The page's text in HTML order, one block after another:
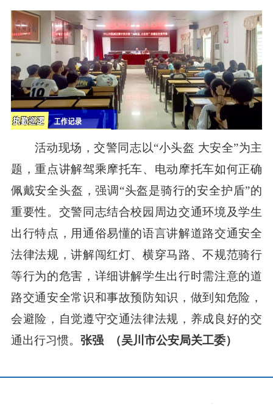
活动现场，交警同志以“小头盔 大安全”为主
题，重点讲解驾乘摩托车、电动摩托车如何正确
佩戴安全头盔，强调“头盔是骑行的安全护盾”的
重要性。交警同志结合校园周边交通环境及学生
出行特点，用通俗易懂的语言讲解道路交通安全
法律法规，讲解闯红灯、横穿马路、不规范骑行
等行为的危害，详细讲解学生出行时需注意的道
路交通安全常识和事故预防知识，做到知危险，
会避险，自觉遵守交通法律法规，养成良好的交
通出行习惯。 张强 （吴川市公安局关工委）